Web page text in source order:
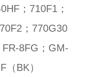
；710F1；
；770G30
8FG；GM-
BK）